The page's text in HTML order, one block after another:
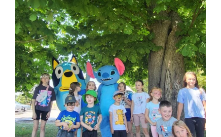
I
MŁODZIEŻY
W
CZERWIŃSKU
NAD
WISŁĄ